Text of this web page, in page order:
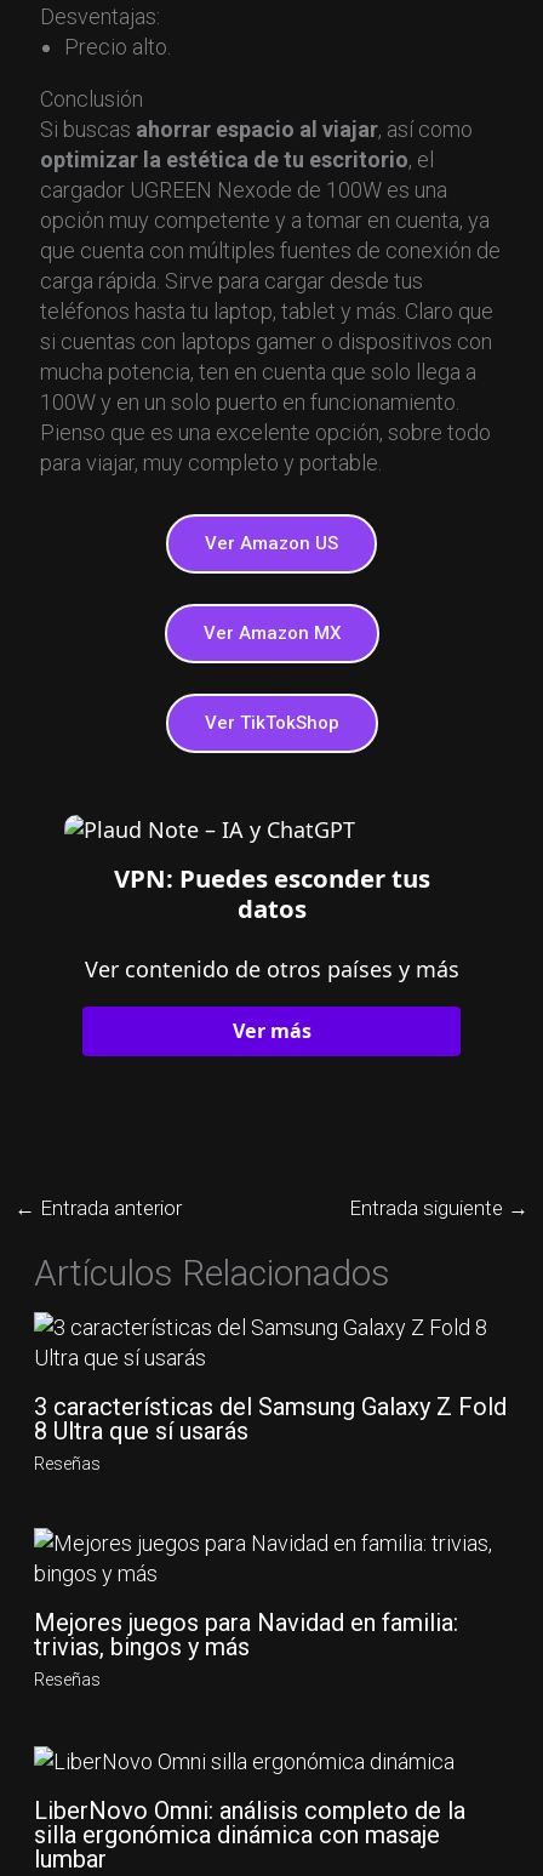
Desventajas:
Precio alto.
Conclusión
Si buscas ahorrar espacio al viajar, así como
optimizar la estética de tu escritorio, el
cargador UGREEN Nexode de 100W es una
opción muy competente y a tomar en cuenta, ya
que cuenta con múltiples fuentes de conexión de
carga rápida. Sirve para cargar desde tus
teléfonos hasta tu laptop, tablet y más. Claro que
si cuentas con laptops gamer o dispositivos con
mucha potencia, ten en cuenta que solo llega a
100W y en un solo puerto en funcionamiento.
Pienso que es una excelente opción, sobre todo
para viajar, muy completo y portable.
Ver Amazon US
Ver Amazon MX
Ver TikTokShop
VPN: Puedes esconder tus
datos
Ver contenido de otros países y más
Ver más
← Entrada anterior Entrada siguiente →
Artículos Relacionados
3 características del Samsung Galaxy Z Fold
8 Ultra que sí usarás
Reseñas
Mejores juegos para Navidad en familia:
trivias, bingos y más
Reseñas
LiberNovo Omni: análisis completo de la
silla ergonómica dinámica con masaje
lumbar